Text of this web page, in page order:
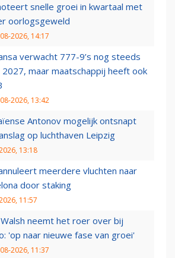
snelle groei in kwartaal met
oorlogsgeweld
2026, 14:17
verwacht 777-9’s nog steeds
2027, maar maatschappij heeft ook
2026, 13:42
Antonov mogelijk ontsnapt
op luchthaven Leipzig
13:18
meerdere vluchten naar
door staking
11:57
neemt het roer over bij
'op naar nieuwe fase van groei'
2026, 11:37